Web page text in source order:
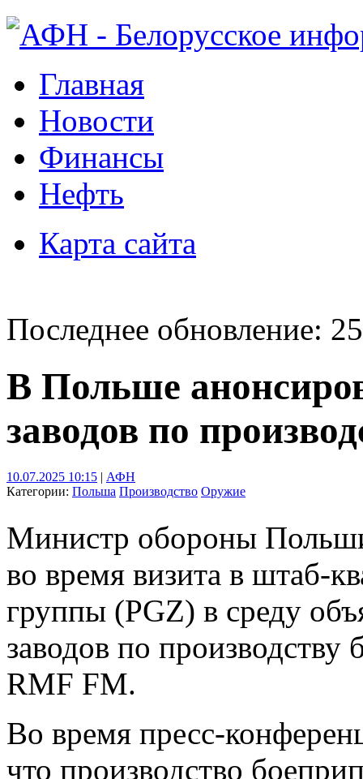
Главная
Новости
Финансы
Нефть
Карта сайта
Последнее обновление:
В Польше
заводов по
10.07.2025 10:15 | АФН
Категории: Польша Производство Оружие
Министр обороны
во время визита в штаб-
группы (PGZ) в среду
заводов по
RMF FM.
Во время пресс-
что производство